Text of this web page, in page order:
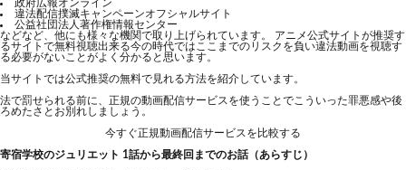
政府広報オンライン
違法配信撲滅キャンペーンオフシャルサイト
公益社団法人著作権情報センター
などなど、他にも様々な機関で取り上げられています。 アニメ公式サイトが推奨す
るサイトで無料視聴出来る今の時代ではここまでのリスクを負い違法動画を視聴す
る必要がないことがよく分かると思います。
当サイトでは公式推奨の無料で見れる方法を紹介しています。
法で罰せられる前に、正規の動画配信サービスを使うことでこういった罪悪感や後
ろめたさとお別れしましょう。
今すぐ正規動画配信サービスを比較する
寄宿学校のジュリエット 1話から最終回までのお話（あらすじ）